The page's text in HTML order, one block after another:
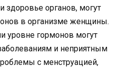
здоровье органов, могут
в организме женщины.
уровне гормонов могут
и неприятным
с менструацией,